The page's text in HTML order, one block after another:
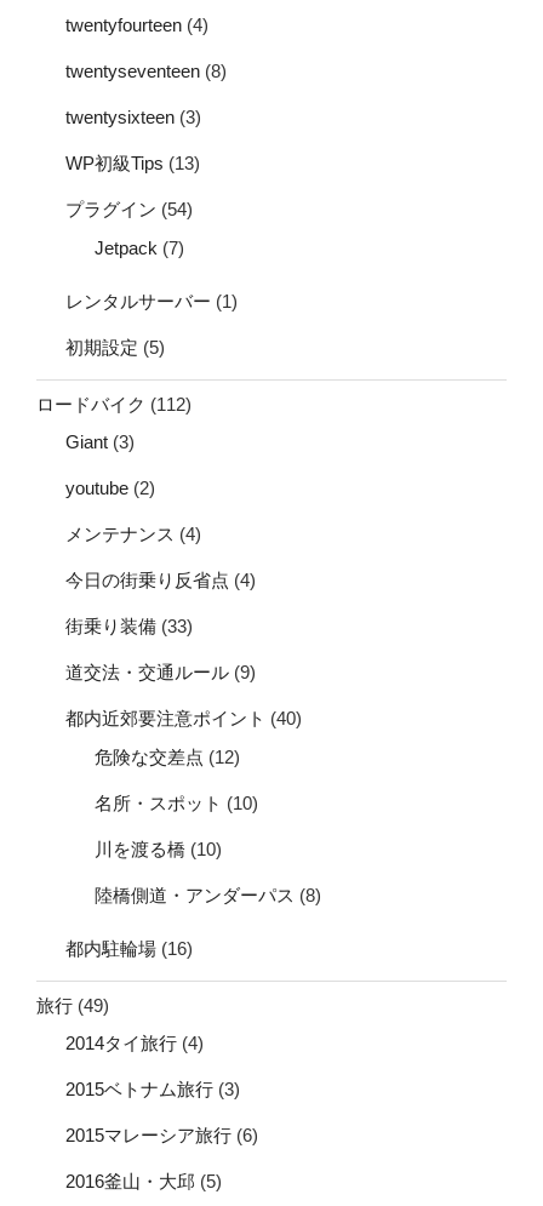
twentyfourteen (4)
twentyseventeen (8)
twentysixteen (3)
WP初級Tips (13)
プラグイン (54)
Jetpack (7)
レンタルサーバー (1)
初期設定 (5)
ロードバイク (112)
Giant (3)
youtube (2)
メンテナンス (4)
今日の街乗り反省点 (4)
街乗り装備 (33)
道交法・交通ルール (9)
都内近郊要注意ポイント (40)
危険な交差点 (12)
名所・スポット (10)
川を渡る橋 (10)
陸橋側道・アンダーパス (8)
都内駐輪場 (16)
旅行 (49)
2014タイ旅行 (4)
2015ベトナム旅行 (3)
2015マレーシア旅行 (6)
2016釜山・大邱 (5)